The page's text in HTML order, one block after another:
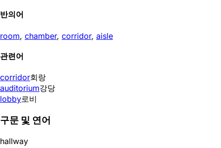
반의어
room, chamber, corridor, aisle
관련어
corridor회랑
auditorium강당
lobby로비
구문 및 연어
hallway